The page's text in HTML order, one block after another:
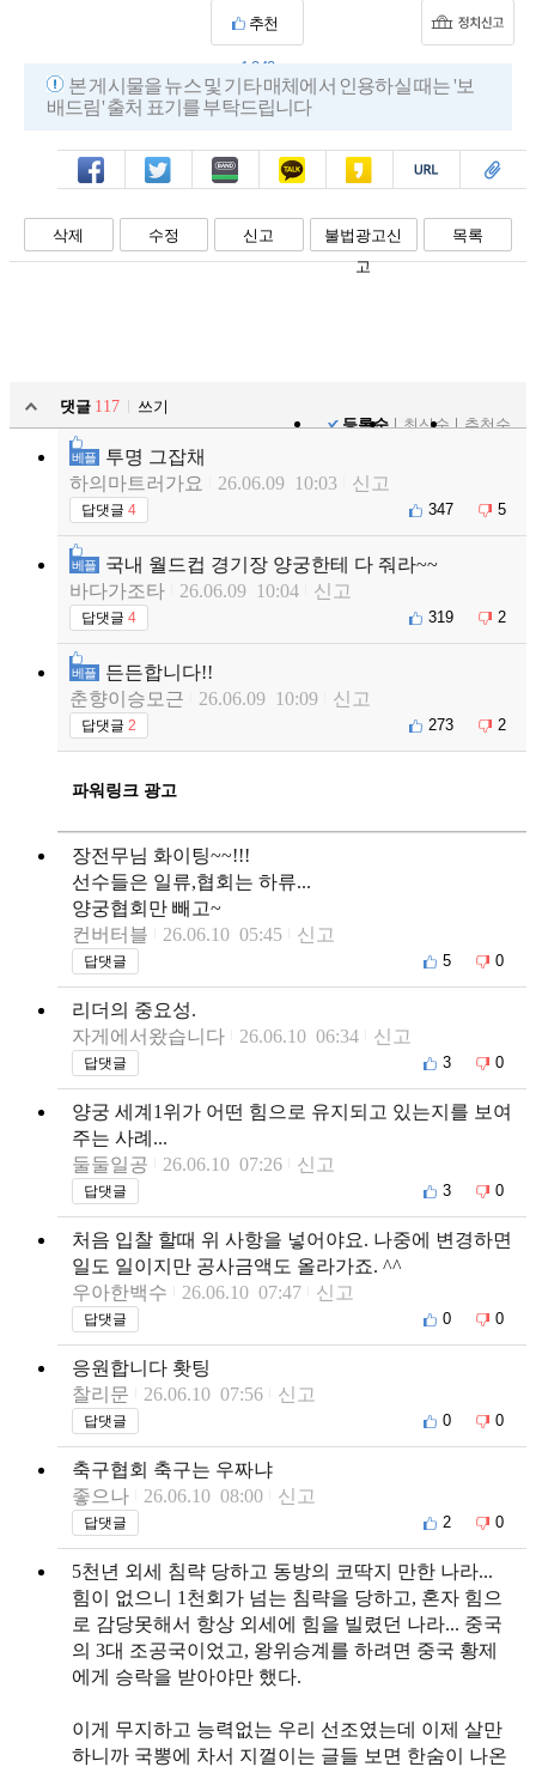
추천
1,342
본 게시물을 뉴스 및 기타 매체에서 인용하실 때는 '보
배드림' 출처 표기를 부탁드립니다
페북 트윗 밴드 카톡 카스 복사 스크랩
삭제 수정 신고
불법광고신
고
목록
댓글 117
쓰기
등록순
최신순 추천순
베플
투명 그잡채
하의마트러가요
26.06.09 10:03 신고
답댓글 4 347 5
베플
국내 월드컵 경기장 양궁한테 다 줘라~~
바다가조타
26.06.09 10:04 신고
답댓글 4 319 2
베플
든든합니다!!
춘향이승모근
26.06.09 10:09 신고
답댓글 2 273 2
파워링크 광고
장전무님 화이팅~~!!!
선수들은 일류,협회는 하류...
양궁협회만 빼고~
컨버터블
26.06.10 05:45 신고
답댓글 5 0
리더의 중요성.
자게에서왔습니다
26.06.10 06:34 신고
답댓글 3 0
양궁 세계1위가 어떤 힘으로 유지되고 있는지를 보여
주는 사례...
둘둘일공
26.06.10 07:26 신고
답댓글 3 0
처음 입찰 할때 위 사항을 넣어야요. 나중에 변경하면
일도 일이지만 공사금액도 올라가죠. ^^
우아한백수
26.06.10 07:47 신고
답댓글 0 0
응원합니다 홧팅
찰리문
26.06.10 07:56 신고
답댓글 0 0
축구협회 축구는 우짜냐
좋으나
26.06.10 08:00 신고
답댓글 2 0
5천년 외세 침략 당하고 동방의 코딱지 만한 나라...
힘이 없으니 1천회가 넘는 침략을 당하고, 혼자 힘으
로 감당못해서 항상 외세에 힘을 빌렸던 나라... 중국
의 3대 조공국이었고, 왕위승계를 하려면 중국 황제
에게 승락을 받아야만 했다.
이게 무지하고 능력없는 우리 선조였는데 이제 살만
하니까 국뽕에 차서 지껄이는 글들 보면 한숨이 나온